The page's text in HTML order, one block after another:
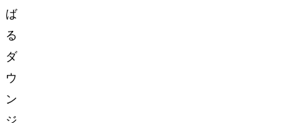
ば
る
ダ
ウ
ン